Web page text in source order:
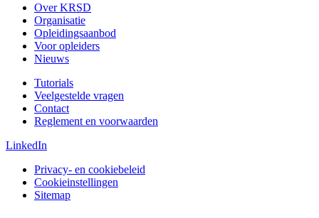
Over KRSD
Organisatie
Opleidingsaanbod
Voor opleiders
Nieuws
Tutorials
Veelgestelde vragen
Contact
Reglement en voorwaarden
LinkedIn
Privacy- en cookiebeleid
Cookieinstellingen
Sitemap